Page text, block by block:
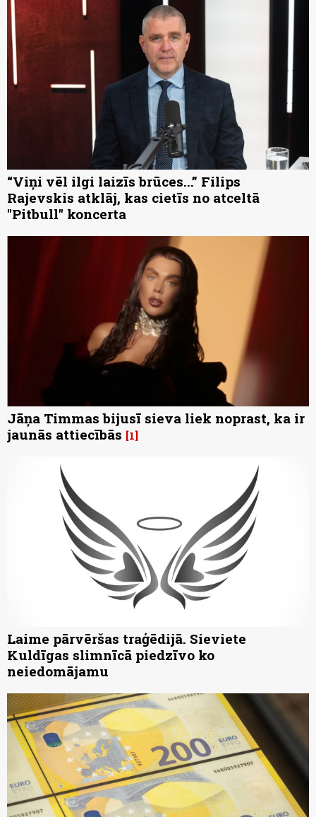
“Viņi vēl ilgi laizīs brūces...” Filips
Rajevskis atklāj, kas cietīs no atceltā
"Pitbull" koncerta
Jāņa Timmas bijusī sieva liek noprast, ka ir
jaunās attiecībās 1
Laime pārvēršas traģēdijā. Sieviete
Kuldīgas slimnīcā piedzīvo ko
neiedomājamu